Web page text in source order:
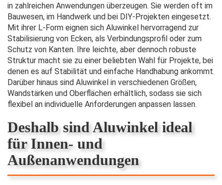
in zahlreichen Anwendungen überzeugen. Sie werden oft im
Bauwesen, im Handwerk und bei DIY-Projekten eingesetzt.
Mit ihrer L-Form eignen sich Aluwinkel hervorragend zur
Stabilisierung von Ecken, als Verbindungsprofil oder zum
Schutz von Kanten. Ihre leichte, aber dennoch robuste
Struktur macht sie zu einer beliebten Wahl für Projekte, bei
denen es auf Stabilität und einfache Handhabung ankommt.
Darüber hinaus sind Aluwinkel in verschiedenen Größen,
Wandstärken und Oberflächen erhältlich, sodass sie sich
flexibel an individuelle Anforderungen anpassen lassen.
Deshalb sind Aluwinkel ideal
für Innen- und
Außenanwendungen